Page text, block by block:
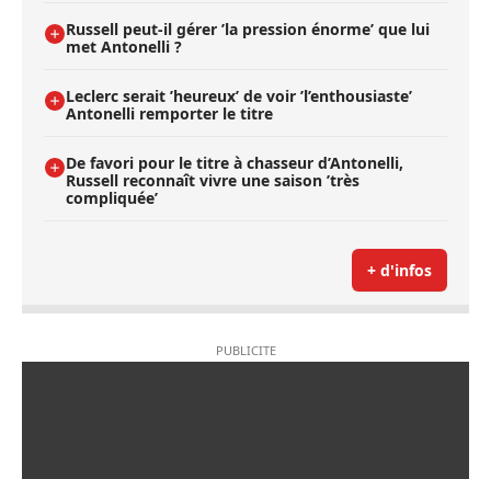
Russell peut-il gérer ’la pression énorme’ que lui
met Antonelli ?
Leclerc serait ’heureux’ de voir ’l’enthousiaste’
Antonelli remporter le titre
De favori pour le titre à chasseur d’Antonelli,
Russell reconnaît vivre une saison ’très
compliquée’
+ d'infos